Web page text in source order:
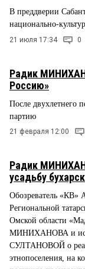
В преддверии
национально-
21 июля 17:34 0
Радик
Россию»
После двухлетнего
партию
21 февраля 12:00
Радик
усадьбу
Обозреватель «КВ»
Региональной
Омской области
МИНИХАНОВА и
СУЛТАНОВОЙ о
этнопоселения, на